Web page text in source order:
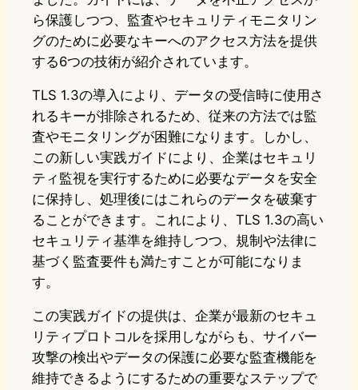
ら保護しつつ、監査やセキュリティモニタリン
グのために必要なキーへのアクセス方法を提供
する6つの技術が紹介されています。
TLS 1.3の導入により、データの受信時に使用さ
れるキーが排除されるため、従来の方法では監
査やモニタリングが困難になります。しかし、
この新しい実践ガイドにより、企業はセキュリ
ティ監視を実行するために必要なデータを安全
に保持し、処理後にはこれらのデータを破棄す
ることができます。これにより、TLS 1.3の高い
セキュリティ基準を維持しつつ、規制や法律に
基づく監査要件も満たすことが可能になりま
す。
この実践ガイドの提供は、企業が最新のセキュ
リティプロトコルを採用しながらも、サイバー
攻撃の検出やデータの保護に必要な監査機能を
維持できるようにするための重要なステップで